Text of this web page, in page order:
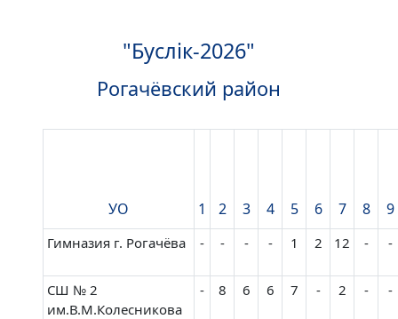
"Буслік-2026"
Рогачёвский район
УО 1 2 3 4 5 6 7 8 9
Гимназия г. Рогачёва - - - - 1 2 12 - -
СШ № 2
им.В.М.Колесникова
- 8 6 6 7 - 2 - -